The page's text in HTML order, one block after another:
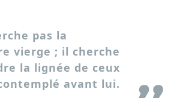
pas la
vierge ; il cherche
la lignée de ceux
avant lui.